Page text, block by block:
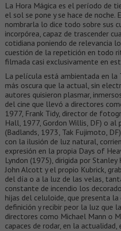
La Hora Mágica es el período de
el sol se pone y se hace de noche.
nombrarla lo dice todo sobre sus
incorpórea, capaz de trascender
cotidiana poniendo de relevancia
cuestión de la repetición en todo
filmada casi exclusivamente en
La película está ambientada en la
más oscura que la actual, sin
autores quisieron plasmar,
del cine que llevó a directores
1977, Frank Tidy, director de
Hall, 1977, Gordon Willis, DF) o al
(Badlands, 1973, Tak Fujimoto,
con la ilusión de luz natural,
expresión en la propia Days of
Lyndon (1975), dirigida por
John Alcott y el propio Kubrick,
del día o a la luz de las velas,
constante de incendio los
hijas del celuloide, que presenta
definición y recibir peor la luz que
directores como Michael Mann o
capaces de rodar, en la